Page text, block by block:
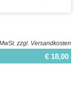
zzgl. Versandkosten
€ 18,00